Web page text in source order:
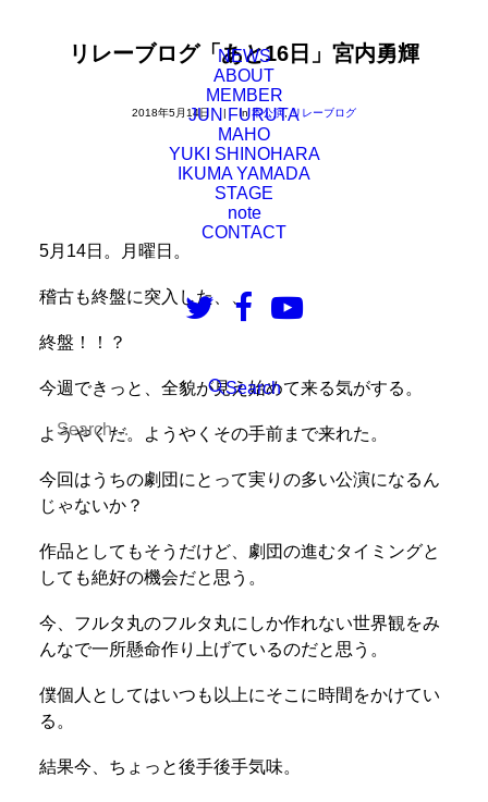
NEWS
ABOUT
MEMBER
JUN FURUTA
MAHO
YUKI SHINOHARA
IKUMA YAMADA
STAGE
note
CONTACT
Search
リレーブログ「あと16日」宮内勇輝
2018年5月14日 | In 本公演,リレーブログ
5月14日。月曜日。
稽古も終盤に突入した、、
終盤！！？
今週できっと、全貌が見え始めて来る気がする。
ようやくだ。ようやくその手前まで来れた。
今回はうちの劇団にとって実りの多い公演になるん
じゃないか？
作品としてもそうだけど、劇団の進むタイミングと
しても絶好の機会だと思う。
今、フルタ丸のフルタ丸にしか作れない世界観をみ
んなで一所懸命作り上げているのだと思う。
僕個人としてはいつも以上にそこに時間をかけてい
る。
結果今、ちょっと後手後手気味。